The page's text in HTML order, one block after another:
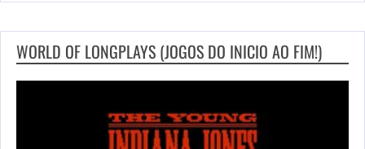
WORLD OF LONGPLAYS (JOGOS DO INICIO AO FIM!)